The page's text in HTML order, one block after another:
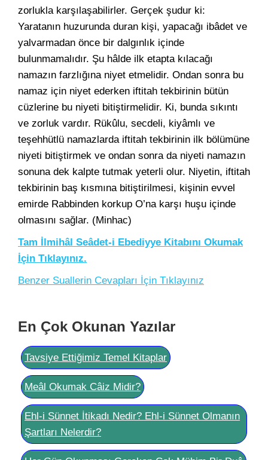
zorlukla karşılaşabilirler. Gerçek şudur ki:
Yaratanın huzurunda duran kişi, yapacağı ibâdet ve
yalvarmadan önce bir dalgınlık içinde
bulunmamalıdır. Şu hâlde ilk etapta kılacağı
namazın farzlığına niyet etmelidir. Ondan sonra bu
namaz için niyet ederken iftitah tekbirinin bütün
cüzlerine bu niyeti bitiştirmelidir. Ki, bunda sıkıntı
ve zorluk vardır. Rükûlu, secdeli, kiyâmlı ve
teşehhütlü namazlarda iftitah tekbirinin ilk bölümüne
niyeti bitiştirmek ve ondan sonra da niyeti namazın
sonuna dek kalpte tutmak yeterli olur. Niyetin, iftitah
tekbirinin baş kısmına bitiştirilmesi, kişinin evvel
emirde Rabbinden korkup O’na karşı huşu içinde
olmasını sağlar. (Minhac)
Tam İlmihâl Seâdet-i Ebediyye Kitabını Okumak
İçin Tıklayınız.
Benzer Suallerin Cevapları İçin Tıklayınız
En Çok Okunan Yazılar
Tavsiye Ettiğimiz Temel Kitaplar
Meâl Okumak Câiz Midir?
Ehl-i Sünnet İtikadı Nedir? Ehl-i Sünnet Olmanın
Şartları Nelerdir?